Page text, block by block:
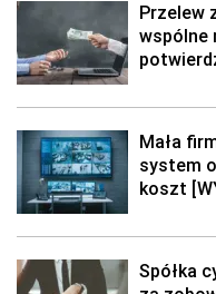
Przelew
wspólne
Mała
system
koszt
Spółka